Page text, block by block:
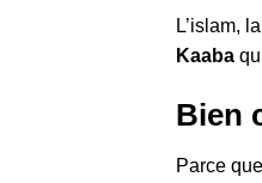
L’islam,
Kaaba
Bien
Parce